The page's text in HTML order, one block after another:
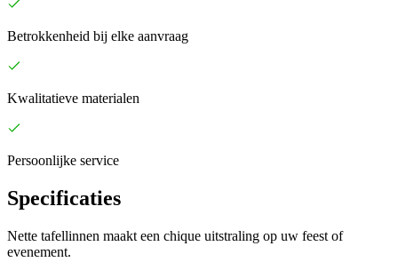
Betrokkenheid bij elke aanvraag
Kwalitatieve materialen
Persoonlijke service
Specificaties
Nette tafellinnen maakt een chique uitstraling op uw feest of
evenement.